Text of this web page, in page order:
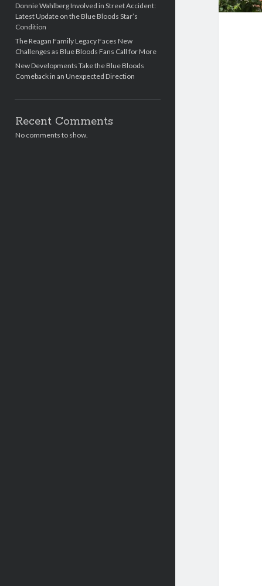
Donnie Wahlberg Involved in Street Accident:
Latest Update on the Blue Bloods Star’s
Condition
The Reagan Family Legacy Faces New
Challenges as Blue Bloods Fans Call for More
New Developments Take the Blue Bloods
Comeback in an Unexpected Direction
Recent Comments
No comments to show.